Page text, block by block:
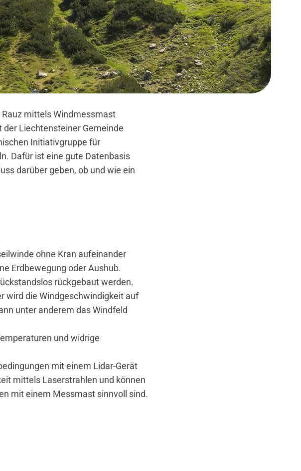
mittels Windmessmast
Liechtensteiner Gemeinde
Initiativgruppe für
Dafür ist eine gute Datenbasis
darüber geben, ob und wie ein
ohne Kran aufeinander
Erdbewegung oder Aushub.
rückgebaut werden.
wird die Windgeschwindigkeit auf
unter anderem das Windfeld
und widrige
mit einem Lidar-Gerät
mittels Laserstrahlen und können
mit einem Messmast sinnvoll sind.